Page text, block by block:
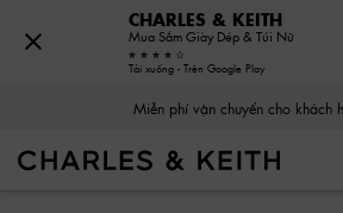
Miễn phí vận chuyển cho khách
CHARLES & KEITH
Mua Sắm Giày Dép & Túi Nữ
Tải xuống - Trên Google Play